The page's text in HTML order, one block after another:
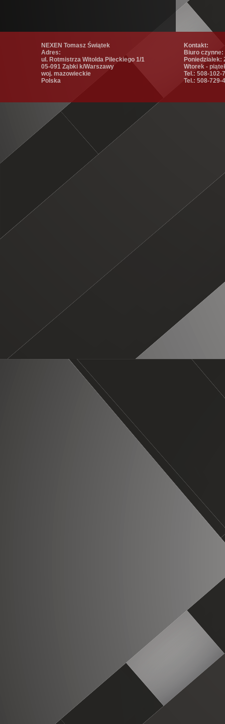
NEXEN Tomasz Świątek
Adres:
ul. Rotmistrza Witolda Pileckiego 1/1
05-091 Ząbki k/Warszawy
woj. mazowieckie
Polska
Kontakt:
Biuro czynne:
Poniedziałek:
Wtorek -
Tel.: 508-102-
Tel.: 508-729-